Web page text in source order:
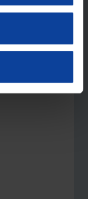
draadeind